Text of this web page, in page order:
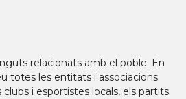
relacionats amb el poble. En
totes les entitats i associacions
i esportistes locals, els partits